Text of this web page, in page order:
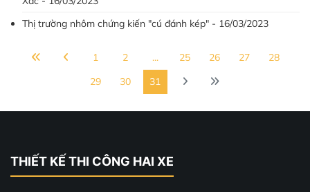
Thị trường nhôm chứng kiến "cú đánh kép" - 16/03/2023
1 2 ... 25 26 27
28
29
30 31
THIẾT KẾ THI CÔNG HAI XE